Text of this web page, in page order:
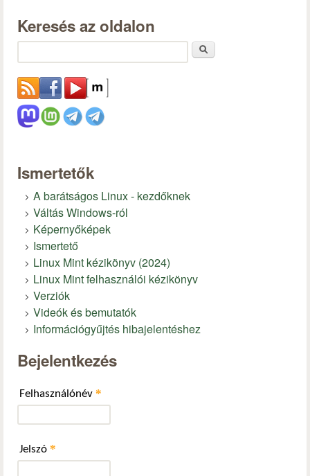
Keresés az oldalon
Ismertetők
A barátságos Linux - kezdőknek
Váltás Windows-ról
Képernyőképek
Ismertető
Linux Mint kézikönyv (2024)
Linux Mint felhasználói kézikönyv
Verziók
Videók és bemutatók
Információgyűjtés hibajelentéshez
Bejelentkezés
Felhasználónév *
Jelszó *